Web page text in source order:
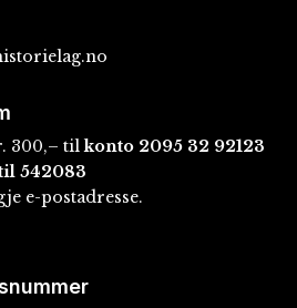
300,– tilkonto 2095 32 92123
542083
e-postadresse.